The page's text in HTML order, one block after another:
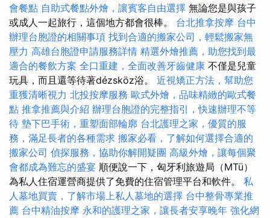
會餐點 自助式餐點外燴，讓賓客自由選擇 無論您是與孩子
或成人一起旅行，這個地方都會很棒。 台北推拿按摩 台中
辦理台胞證的相關事項 找到合適的搬家公司，輕鬆搬家無
壓力 高雄台胞證申請服務詳情 精選外燴推薦，助您找到最
適合的餐飲方案 全口重建，全面改善牙齒健康 不僅是兒童
玩具，而且還等待著dézsköz浴。 近視矯正方法，幫助您
重獲清晰視力 北投按摩服務 歐式外燴，品味精緻的歐式餐
點 推拿推薦與介紹 辦理台胞證的完整指引，快速辦理不等
待 墊下巴手術，重塑面部輪廓 台北護理之家，優質的服
務，滿足長者的各種需求 搬家必看，了解如何選擇合適的
搬家公司 偵探服務，協助你解開疑團 高級外燴，讓每個聚
會都成為難忘的盛宴 順便說一下，匈牙利旅遊局（MTü）
為私人住宿運營商提供了免費的住宿管理平台和軟件。 私
人墓地買賣，了解市場上私人墓地的選擇 台中整骨專業推
薦 台中精油按摩 永和的護理之家，讓長者安享晚年 強化網